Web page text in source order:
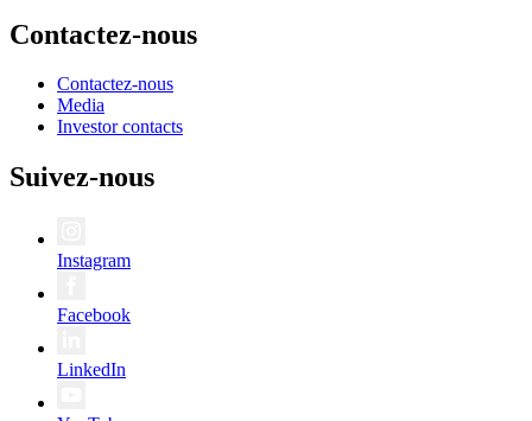
Contactez-nous
Contactez-nous
Media
Investor contacts
Suivez-nous
Instagram
Facebook
LinkedIn